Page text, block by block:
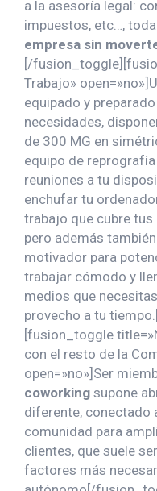
a la asesoría legal:
impuestos, etc…,
empresa sin
[/
Trabajo»
equipado y
necesidades,
de 300 MG en
equipo de
reuniones a tu
enchufar tu
trabajo que cubre
pero además
motivador para
trabajar cómodo y
medios que
provecho a tu
[fusion_toggle
con el resto de la
open=»no»]Ser
coworking supone
diferente, conectado
comunidad para
clientes, que suele
factores más